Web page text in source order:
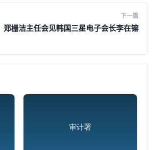
下一篇
郑栅洁主任会见韩国三星电子会长李在镕